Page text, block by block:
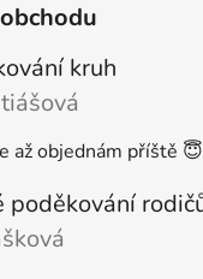
kruh
je 5 z 5 hvězdiček.
až objednám příště 😇
je 5 z 5 hvězdiček.